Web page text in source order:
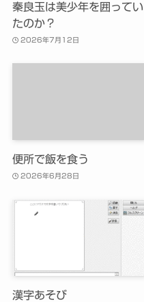
秦良玉は美少年を囲ってい
たのか？
2026年7月12日
便所で飯を食う
2026年6月28日
漢字あそび